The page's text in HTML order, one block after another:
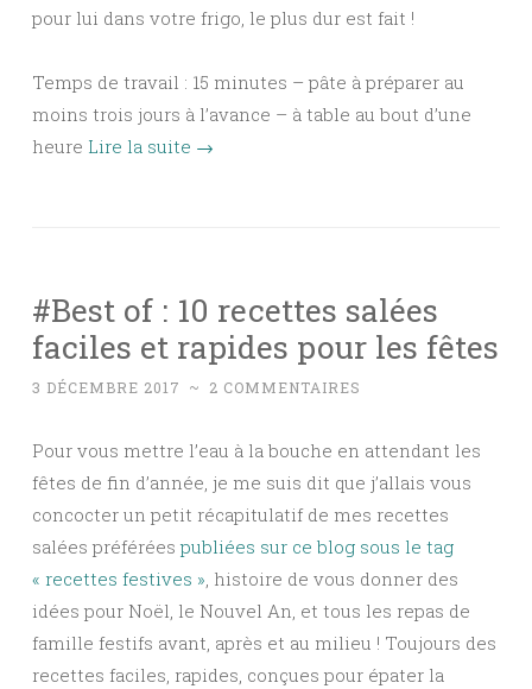
pour lui dans votre frigo, le plus dur est fait !
Temps de travail : 15 minutes – pâte à préparer au
moins trois jours à l’avance – à table au bout d’une
heure Lire la suite →
#Best of : 10 recettes salées
faciles et rapides pour les fêtes
3 DÉCEMBRE 2017 ~ 2 COMMENTAIRES
Pour vous mettre l’eau à la bouche en attendant les
fêtes de fin d’année, je me suis dit que j’allais vous
concocter un petit récapitulatif de mes recettes
salées préférées publiées sur ce blog sous le tag
« recettes festives », histoire de vous donner des
idées pour Noël, le Nouvel An, et tous les repas de
famille festifs avant, après et au milieu ! Toujours des
recettes faciles, rapides, conçues pour épater la